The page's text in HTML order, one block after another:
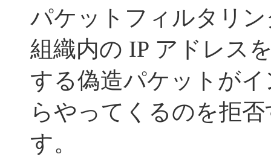
パケットフィルタリ
組織内の IP アドレス
する偽造パケットが
らやってくるのを拒
す。